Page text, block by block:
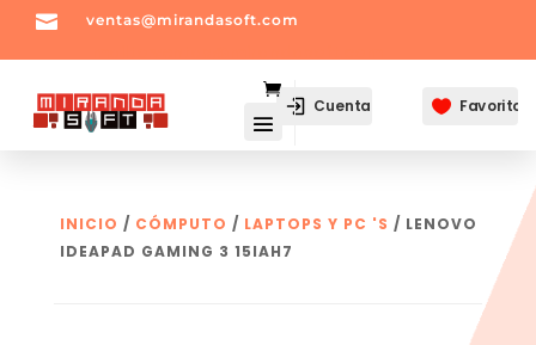
 ventas@mirandasoft.com
Cuenta  Favoritos
INICIO / CÓMPUTO / LAPTOPS Y PC 'S / LENOVO
IDEAPAD GAMING 3 15IAH7